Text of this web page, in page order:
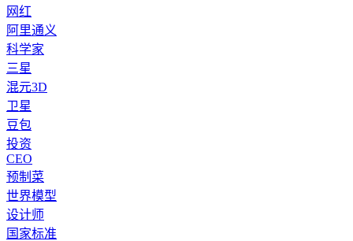
网红
阿里通义
科学家
三星
混元3D
卫星
豆包
投资
CEO
预制菜
世界模型
设计师
国家标准